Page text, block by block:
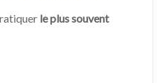
le plus souvent